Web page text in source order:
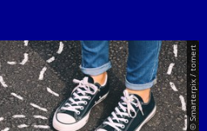
© Smarterpix / tomert